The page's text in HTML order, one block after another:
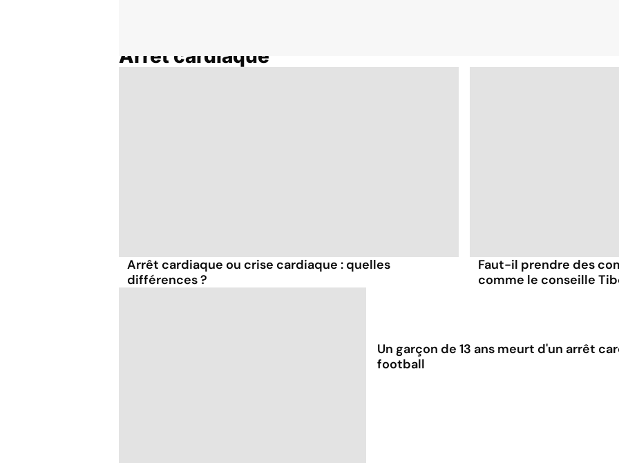
Arrêt cardiaque
Arrêt cardiaque ou crise cardiaque : quelles
différences ?
Faut-il prendre des
comme le conseille
Un garçon de 13 ans meurt d'un arrêt
football